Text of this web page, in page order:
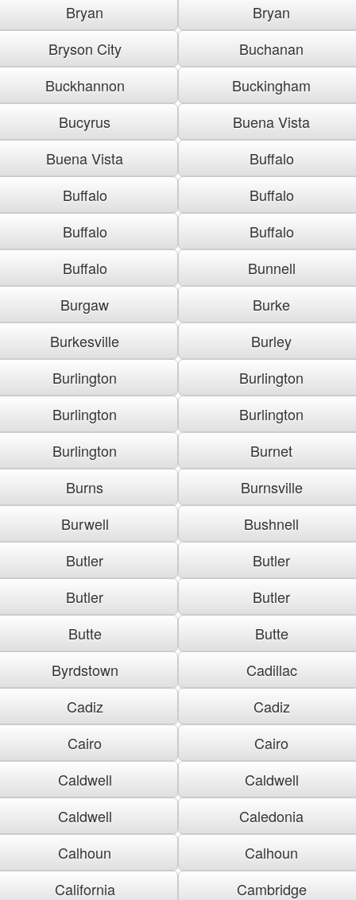
Bryan
Bryan
Bryson City
Buchanan
Buckhannon
Buckingham
Bucyrus
Buena Vista
Buena Vista
Buffalo
Buffalo
Buffalo
Buffalo
Buffalo
Buffalo
Bunnell
Burgaw
Burke
Burkesville
Burley
Burlington
Burlington
Burlington
Burlington
Burlington
Burnet
Burns
Burnsville
Burwell
Bushnell
Butler
Butler
Butler
Butler
Butte
Butte
Byrdstown
Cadillac
Cadiz
Cadiz
Cairo
Cairo
Caldwell
Caldwell
Caldwell
Caledonia
Calhoun
Calhoun
California
Cambridge